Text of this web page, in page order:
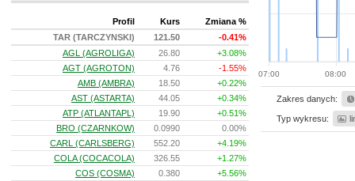
07:00 08:00
Zakres danych:
Typ wykresu:
Profil Kurs
Zmiana %
TAR (TARCZYNSKI)
121.50
-0.41%
AGL (AGROLIGA)
26.80
+3.08%
AGT (AGROTON)
4.76
-1.55%
AMB (AMBRA)
18.50
+0.22%
AST (ASTARTA)
44.05
+0.34%
ATP (ATLANTAPL)
19.90
+0.51%
BRO (CZARNKOW)
0.0990
0.00%
CARL (CARLSBERG)
552.20
+4.19%
COLA (COCACOLA)
326.55
+1.27%
COS (COSMA)
0.380
+5.56%